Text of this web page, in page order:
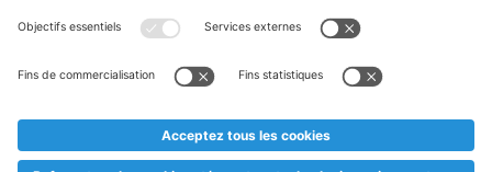
Textes marqués d'un astérisque et mentions légales
* Nous vendons ces articles temporairement et jusqu'à
au cas où, malgré le planning bien étudié, nous serions
prématurément en rupture de stock. Prix Recupel et TVA incl.
** Sur ce site, l’utilisation de la forme masculine a été adoptée